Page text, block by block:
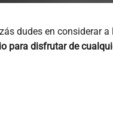
dudes en considerar
para disfrutar de